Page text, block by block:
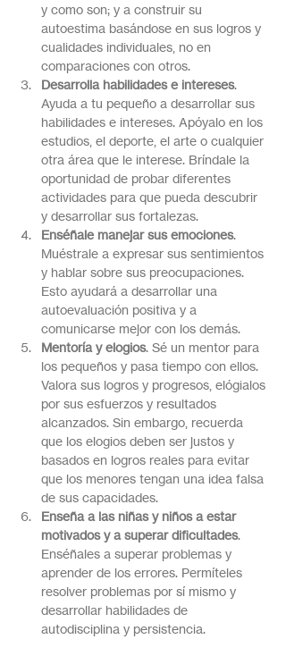
y como son; y a construir su
autoestima basándose en sus logros y
cualidades individuales, no en
comparaciones con otros.
Desarrolla habilidades e intereses.
Ayuda a tu pequeño a desarrollar sus
habilidades e intereses. Apóyalo en los
estudios, el deporte, el arte o cualquier
otra área que le interese. Bríndale la
oportunidad de probar diferentes
actividades para que pueda descubrir
y desarrollar sus fortalezas.
Enséñale manejar sus emociones.
Muéstrale a expresar sus sentimientos
y hablar sobre sus preocupaciones.
Esto ayudará a desarrollar una
autoevaluación positiva y a
comunicarse mejor con los demás.
Mentoría y elogios. Sé un mentor para
los pequeños y pasa tiempo con ellos.
Valora sus logros y progresos, elógialos
por sus esfuerzos y resultados
alcanzados. Sin embargo, recuerda
que los elogios deben ser justos y
basados en logros reales para evitar
que los menores tengan una idea falsa
de sus capacidades.
Enseña a las niñas y niños a estar
motivados y a superar dificultades.
Enséñales a superar problemas y
aprender de los errores. Permíteles
resolver problemas por sí mismo y
desarrollar habilidades de
autodisciplina y persistencia.